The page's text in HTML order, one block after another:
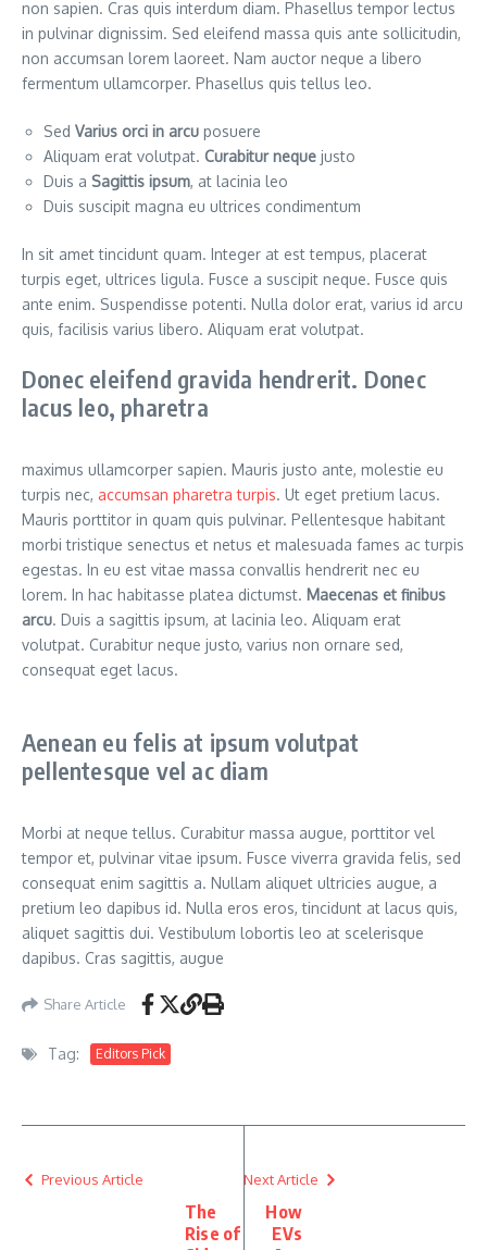
non sapien. Cras quis interdum diam. Phasellus tempor lectus
in pulvinar dignissim. Sed eleifend massa quis ante sollicitudin,
non accumsan lorem laoreet. Nam auctor neque a libero
fermentum ullamcorper. Phasellus quis tellus leo.
Sed Varius orci in arcu posuere
Aliquam erat volutpat. Curabitur neque justo
Duis a Sagittis ipsum, at lacinia leo
Duis suscipit magna eu ultrices condimentum
In sit amet tincidunt quam. Integer at est tempus, placerat
turpis eget, ultrices ligula. Fusce a suscipit neque. Fusce quis
ante enim. Suspendisse potenti. Nulla dolor erat, varius id arcu
quis, facilisis varius libero. Aliquam erat volutpat.
Donec eleifend gravida hendrerit. Donec
lacus leo, pharetra
maximus ullamcorper sapien. Mauris justo ante, molestie eu
turpis nec, accumsan pharetra turpis. Ut eget pretium lacus.
Mauris porttitor in quam quis pulvinar. Pellentesque habitant
morbi tristique senectus et netus et malesuada fames ac turpis
egestas. In eu est vitae massa convallis hendrerit nec eu
lorem. In hac habitasse platea dictumst. Maecenas et finibus
arcu. Duis a sagittis ipsum, at lacinia leo. Aliquam erat
volutpat. Curabitur neque justo, varius non ornare sed,
consequat eget lacus.
Aenean eu felis at ipsum volutpat
pellentesque vel ac diam
Morbi at neque tellus. Curabitur massa augue, porttitor vel
tempor et, pulvinar vitae ipsum. Fusce viverra gravida felis, sed
consequat enim sagittis a. Nullam aliquet ultricies augue, a
pretium leo dapibus id. Nulla eros eros, tincidunt at lacus quis,
aliquet sagittis dui. Vestibulum lobortis leo at scelerisque
dapibus. Cras sagittis, augue
Share Article
Tag: Editors Pick
Previous Article
The
Rise of
Next Article
How
EVs